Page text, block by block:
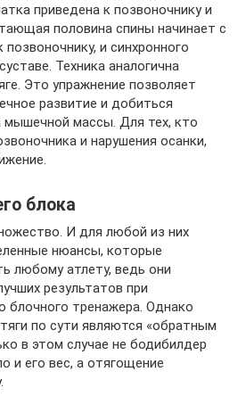
приведена к позвоночнику и
половина спины начинает с
и синхронного
Техника аналогична
Это упражнение позволяет
развитие и добиться
мышечной массы. Для тех, кто
и нарушения осанки,
блока
И для любой из них
нюансы, которые
любому атлету, ведь они
результатов при
блочного тренажера. Однако
по сути являются «обратным
в этом случае не бодибилдер
и его вес, а отягощение